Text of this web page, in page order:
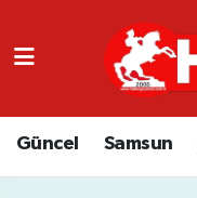
Güncel Samsun
GÜNCEL
SAMSUN